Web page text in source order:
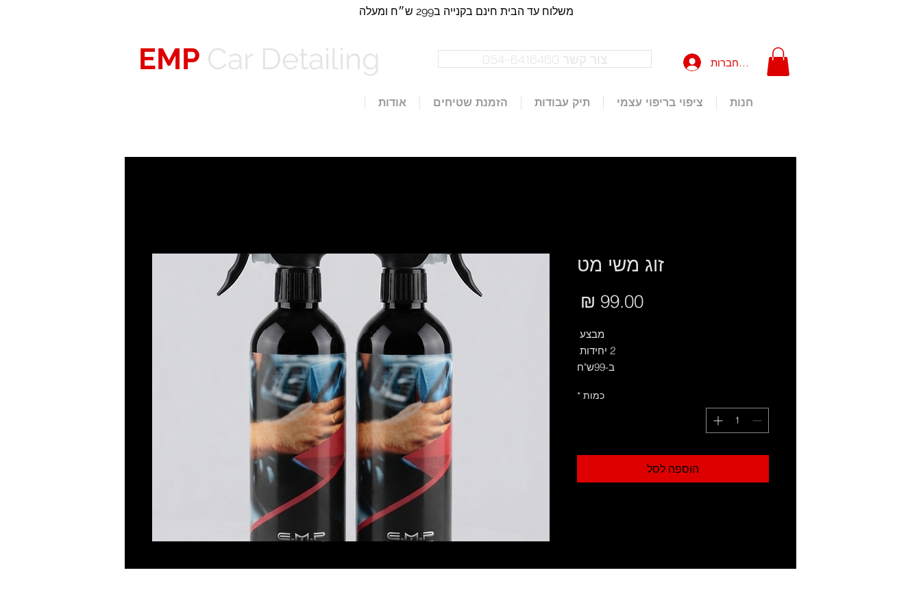
EMP Car Detailing​ צור קשר 054-6416460 להתחברות
משלוח עד הבית חינם בקנייה ב299 ש״ח​​ ומעלה
חנות ציפוי בריפוי עצמי תיק עבודות הזמנת שטיחים אודות
זוג משי מט
מבצע
2 יחידות
ב-99ש"ח
כמות *
הוספה לסל